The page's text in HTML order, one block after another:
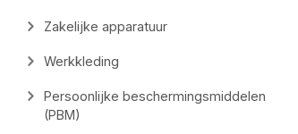
Zakelijke apparatuur
Werkkleding
Persoonlijke beschermingsmiddelen
(PBM)